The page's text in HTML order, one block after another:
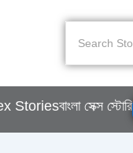
Storiesবাংলা সেক্স স্টোরি